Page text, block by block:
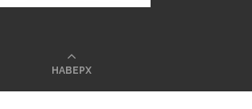
НАВЕРХ